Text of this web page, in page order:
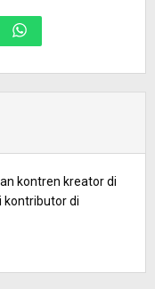
kontren kreator di
kontributor di